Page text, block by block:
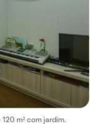
m² com jardim.